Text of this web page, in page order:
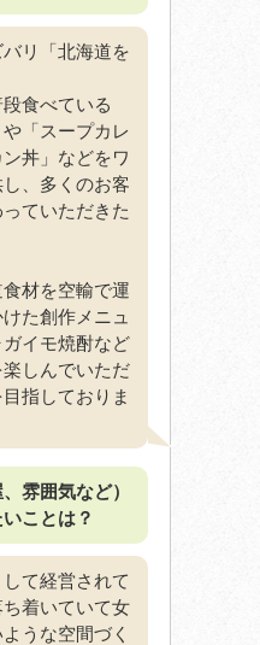
リ「北海道を
食べている
や「スープカレ
丼」などをワ
、多くのお客
ていただきた
材を空輸で運
た創作メニュ
イモ焼酎など
しんでいただ
指しておりま
雰囲気など）
ことは？
て経営されて
着いていて女
うな空間づく